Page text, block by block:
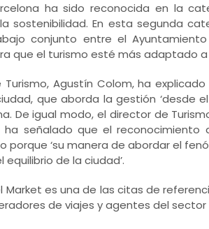
ha sido reconocida en la
sostenibilidad. En esta segunda
conjunto entre el
que el turismo esté más adaptado
Turismo, Agustín Colom, ha
que aborda la gestión ‘desde
De igual modo, el director de
ha señalado que el
porque ‘su manera de abordar el
equilibrio de la ciudad’.
Market es una de las citas de
de viajes y agentes del